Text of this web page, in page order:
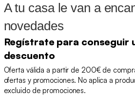
A tu casa le van a
novedades
Regístrate para conseguir
descuento
Oferta válida a partir de 200€ de
ofertas y promociones. No aplica a
excluido de promociones.